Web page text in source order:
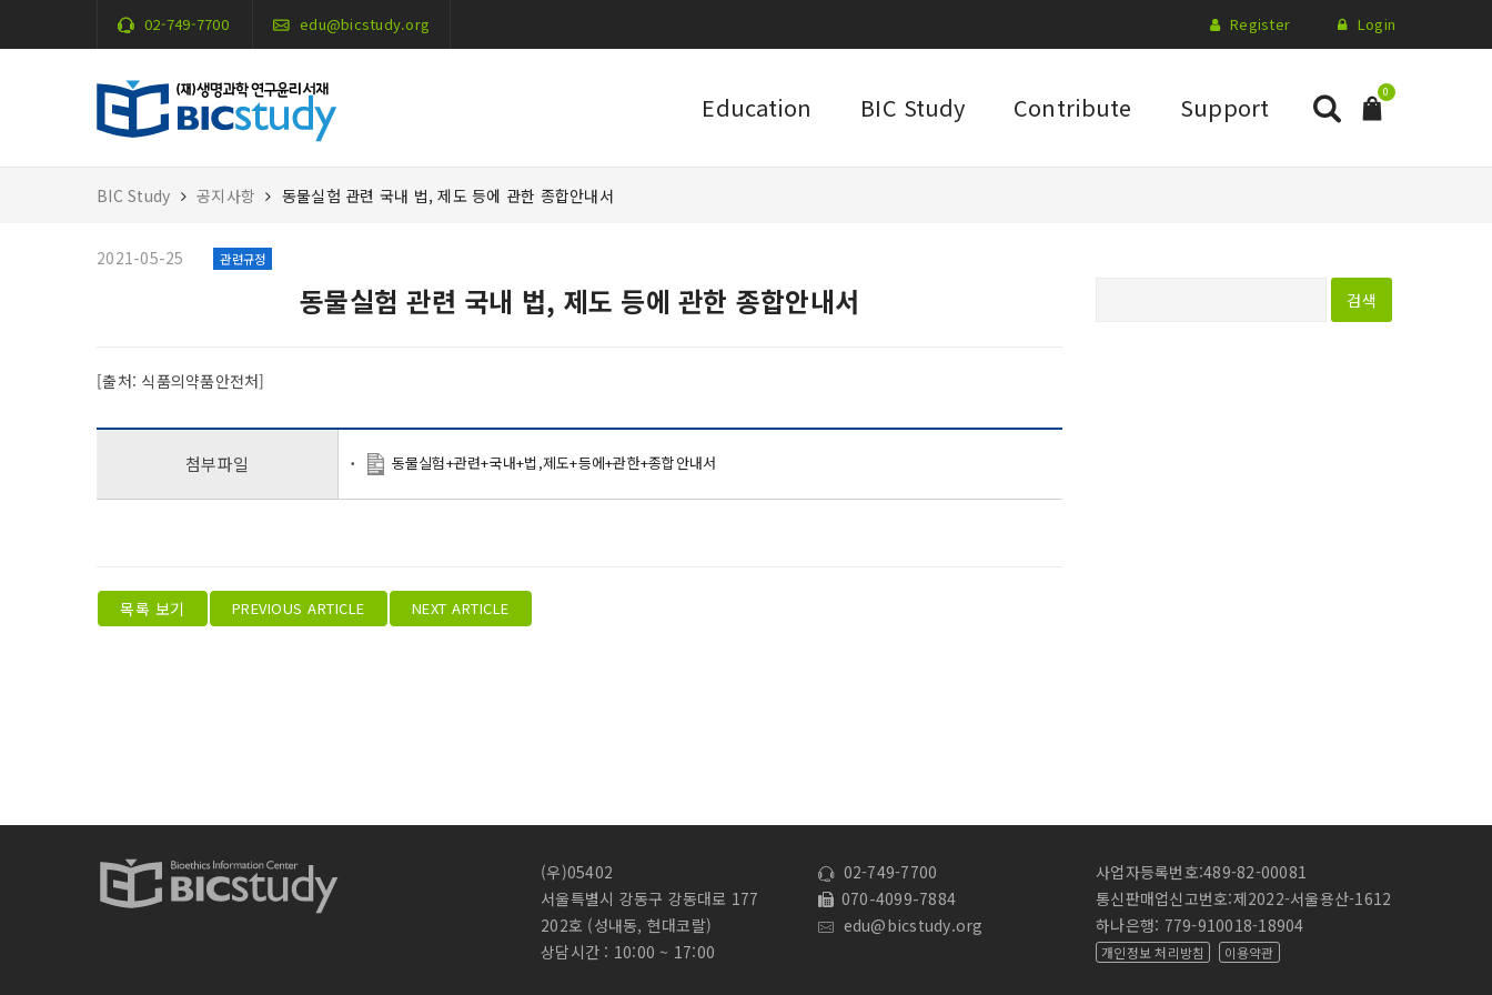
02-749-7700 edu@bicstudy.org Register Login
Education BIC Study Contribute Support 0
BIC Study 공지사항 동물실험 관련 국내 법, 제도 등에 관한 종합안내서
2021-05-25 관련규정
동물실험 관련 국내 법, 제도 등에 관한 종합안내서
[출처: 식품의약품안전처]
첨부파일 동물실험+관련+국내+법,제도+등에+관한+종합안내서
목록 보기 PREVIOUS ARTICLE NEXT ARTICLE
(우)05402
서울특별시 강동구 강동대로 177
202호 (성내동, 현대코랄)
상담시간 : 10:00 ~ 17:00
02-749-7700
070-4099-7884
edu@bicstudy.org
사업자등록번호:489-82-00081
통신판매업신고번호:제2022-서울용산-1612
하나은행: 779-910018-18904
개인정보 처리방침 이용약관